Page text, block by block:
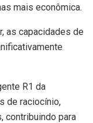
mais econômica.
as capacidades de
R1 da
de raciocínio,
contribuindo para